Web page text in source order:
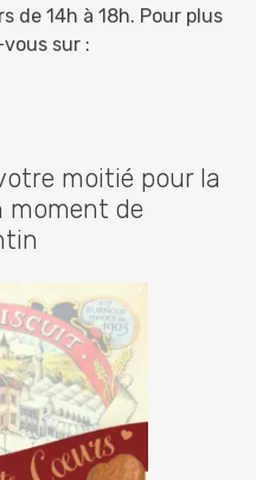
de 14h à 18h. Pour plus
sur :
moitié pour la
moment de